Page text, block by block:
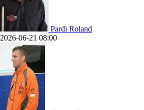
Pardi Roland
2026-06-21 08:00